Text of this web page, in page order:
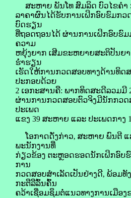
ສະຫາຍ ພັນໂທ ສົມລິດ ບົວໄຂຄໍາ
ລາຄາຜົນໄດ້ຮັບການເຝິກອົບຮົມກວ
ບົດຮຽນ
ທີ່ຖອດຖອນໄດ້ ຜ່ານການເຝິກອົບຮົ
ຄວາມ
ຫຍຸ້ງຍາກ ເສີມຂະຫຍາຍສະຕິປັນຍ
ຮ່ຳຮຽນ
ເຮັດໃຫ້ການກວດສອບທາງດ້ານທິດ
ປະກອບດ້ວຍ
2 ເອກະສານຄື: ພາກທິດສະດີລວມມີ
ຜ່ານການກວດສອບຕົວຈິງມີນັກກວດ
ປະເພດ
ແຂງ 39 ສະຫາຍ ແລະ ປະເພດກາ
ໂອກາດດັ່ງກ່າວ, ສະຫາຍ ພົນຕີ ແ
ພະນັກງານທີ່
ກ່ຽວຂ້ອງ ຕະຫຼອດຮອດນັກເຝິກອົບ
ການ
ກວດສອບສຳເລັດເປັນຢ່າງດີ, ພ້ອມ
ກະຕືລືລົ້ນຄົ້ນ
ຄວ້າເຊື່ອມຊຶມຕໍ່ແນວທາງການເມືອ